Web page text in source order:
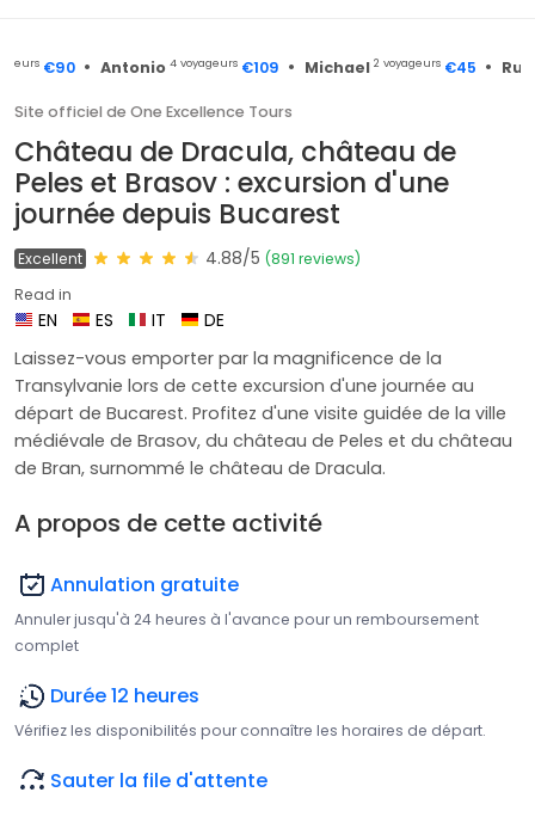
€90• Antonio 4 voyageurs €109• Michael 2 voyageurs €45• Ruth 2
Site officiel de One Excellence Tours
Château de Dracula, château de
Peles et Brasov : excursion d'une
journée depuis Bucarest
Excellent 4.88/5 (891 reviews)
Read in
EN ES IT
DE
Laissez-vous emporter par la magnificence de la
Transylvanie lors de cette excursion d'une journée au
départ de Bucarest. Profitez d'une visite guidée de la ville
médiévale de Brasov, du château de Peles et du château
de Bran, surnommé le château de Dracula.
A propos de cette activité
Annulation gratuite
Annuler jusqu'à 24 heures à l'avance pour un remboursement
complet
Durée 12 heures
Vérifiez les disponibilités pour connaître les horaires de départ.
Sauter la file d'attente